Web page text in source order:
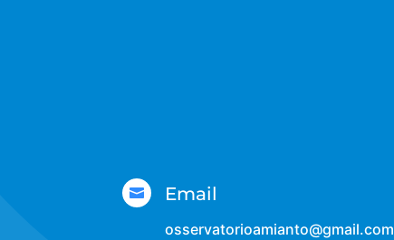
 Email
osservatorioamianto@gmail.com